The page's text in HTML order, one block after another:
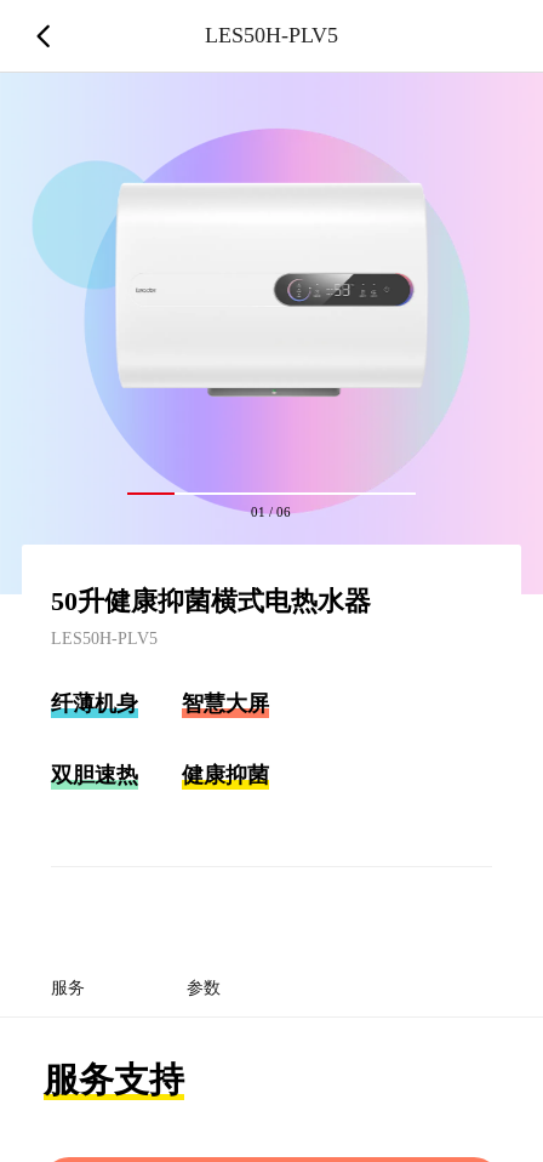
01/06
50升健康抑菌横式电热水器
LES50H-PLV5
纤薄机身 智慧大屏
双胆速热 健康抑菌
服务 参数
服务支持
LES50H-PLV5